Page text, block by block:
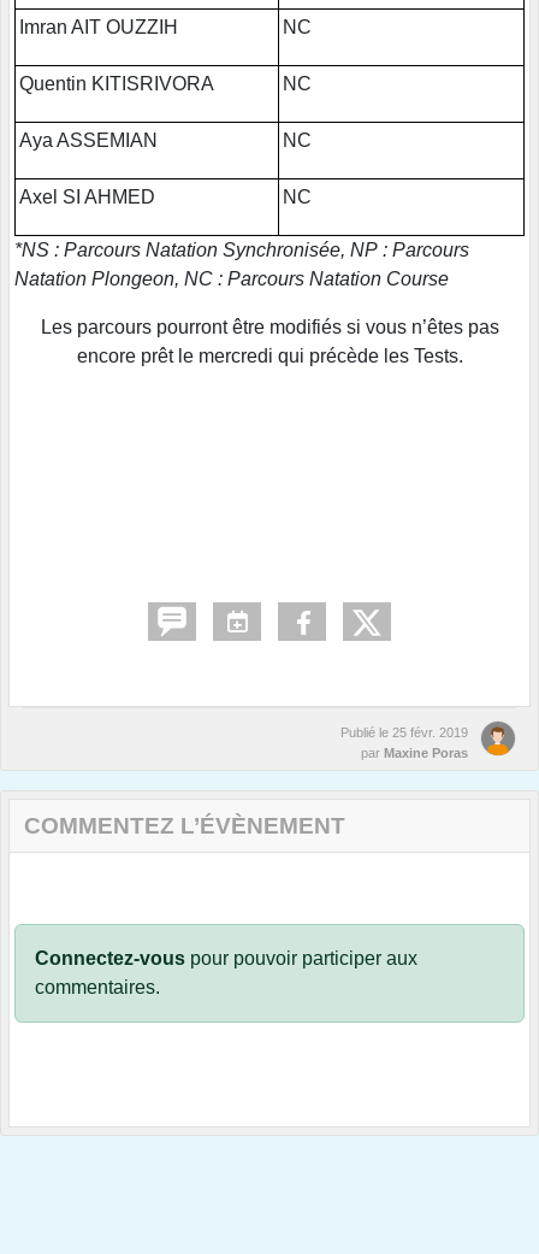
Imran AIT OUZZIH NC
Quentin KITISRIVORA NC
Aya ASSEMIAN NC
Axel SI AHMED NC
*NS : Parcours Natation Synchronisée, NP : Parcours
Natation Plongeon, NC : Parcours Natation Course
Les parcours pourront être modifiés si vous n’êtes pas
encore prêt le mercredi qui précède les Tests.
Publié le 25 févr. 2019
par Maxine Poras
COMMENTEZ L’ÉVÈNEMENT
Connectez-vous pour pouvoir participer aux
commentaires.